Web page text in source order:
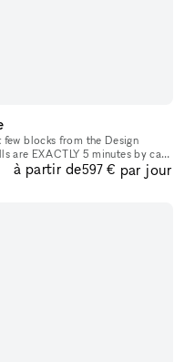
blocks from the Design
are EXACTLY 5 minutes by car.
red cube, with an imp
à partir de597 € par jour